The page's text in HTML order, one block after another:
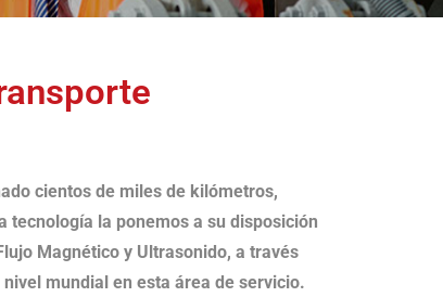
cientos de miles de kilómetros,
tecnología la ponemos a su disposición
Magnético y Ultrasonido, a través
mundial en esta área de servicio.